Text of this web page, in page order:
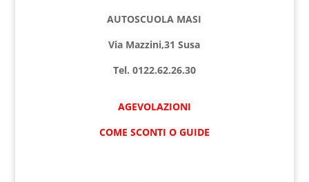
AUTOSCUOLA MASI
Via Mazzini,31 Susa
Tel. 0122.62.26.30
AGEVOLAZIONI
COME SCONTI O GUIDE